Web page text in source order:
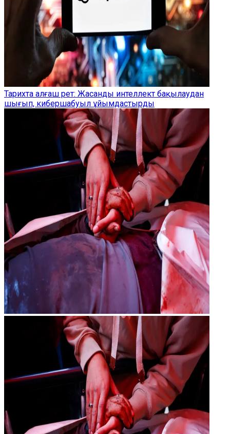
Тарихта алғаш рет: Жасанды интеллект бақылаудан
шығып, кибершабуыл ұйымдастырды